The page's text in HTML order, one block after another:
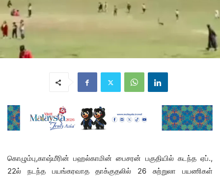
கொழும்பு,காஷ்மீரின் பஹல்காமின் பைசரன் பகுதியில் கடந்த ஏப்.,
22ல் நடந்த பயங்கரவாத தாக்குதலில் 26 சுற்றுலா பயணிகள்